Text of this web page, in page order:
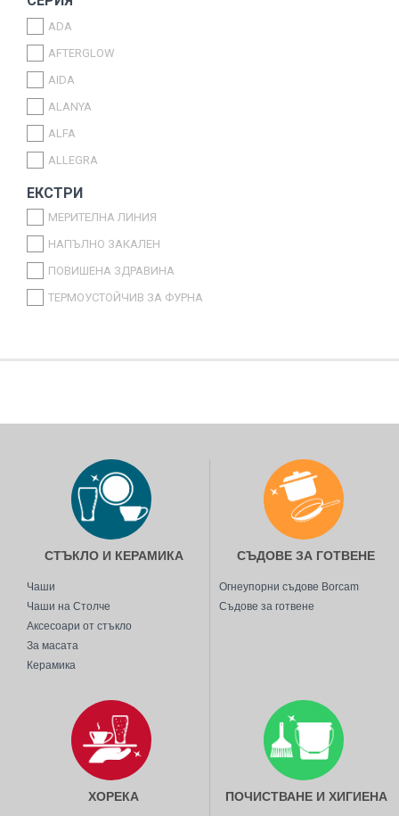
ITALYSTOCK
SAPRO
CONTITAL
GLOBALPLAST
BIRPA
CANPOL
ADA
AFTERGLOW
AIDA
ALANYA
ALFA
ALLEGRA
ALMOND
AMBASSADOR
AMBER
AMPHORA
ANTALYA
ARIA
ATLANTIS
AURORA
AWARE
AZUR
BABYLON
BANQUET
BAR&TABLE
BARREL
BASIC
ЕКСТРИ
МЕРИТЕЛНА ЛИНИЯ
НАПЪЛНО ЗАКАЛЕН
ПОВИШЕНА ЗДРАВИНА
ТЕРМОУСТОЙЧИВ ЗА ФУРНА
СТЪКЛО И КЕРАМИКА
Чаши
Чаши на Столче
Аксесоари от стъкло
За масата
Керамика
СЪДОВЕ ЗА ГОТВЕНЕ
Огнеупорни съдове Borcam
Съдове за готвене
ХОРЕКА ПОЧИСТВАНЕ И ХИГИЕНА